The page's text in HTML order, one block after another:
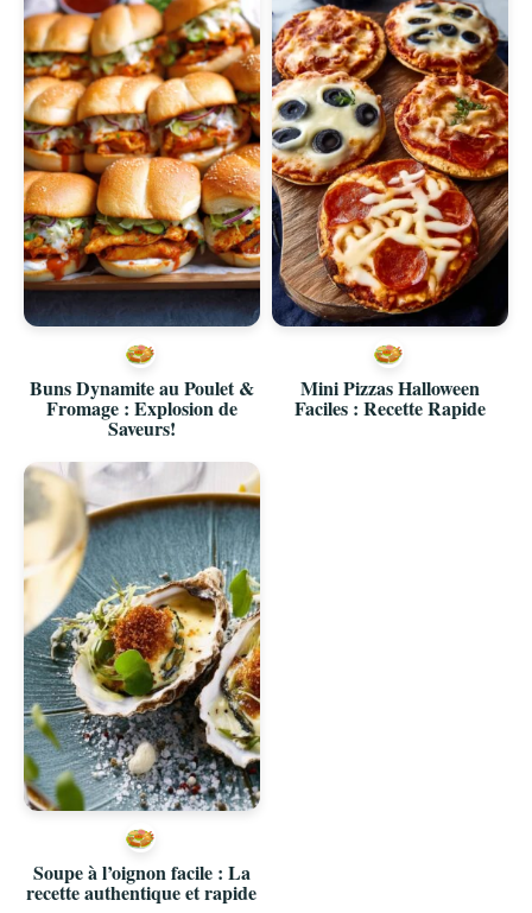
Buns Dynamite au Poulet &
Fromage : Explosion de
Saveurs!
Mini Pizzas Halloween
Faciles : Recette Rapide
Soupe à l’oignon facile : La
recette authentique et rapide